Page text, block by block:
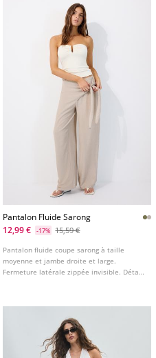
Pantalon Fluide Sarong
12,99 €
-17% 15,59 €
Pantalon fluide coupe sarong à taille
moyenne et jambe droite et large.
Fermeture latérale zippée invisible. Détail